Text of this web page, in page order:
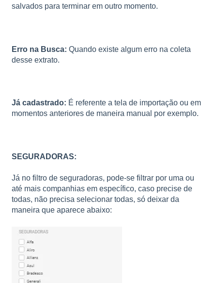
salvados para terminar em outro momento.
Erro na Busca: Quando existe algum erro na coleta
desse extrato.
Já cadastrado: É referente a tela de importação ou em
momentos anteriores de maneira manual por exemplo.
SEGURADORAS:
Já no filtro de seguradoras, pode-se filtrar por uma ou
até mais companhias em específico, caso precise de
todas, não precisa selecionar todas, só deixar da
maneira que aparece abaixo: